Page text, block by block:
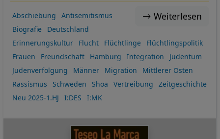
Weiterlesen
Abschiebung
Antisemitismus
Biografie
Deutschland
Erinnerungskultur
Flucht Flüchtlinge
Flüchtlingspolitik
Frauen
Freundschaft Hamburg Integration
Judentum
Judenverfolgung
Männer Migration
Mittlerer Osten
Rassismus
Schweden Shoa Vertreibung
Zeitgeschichte
Neu 2025-1.HJ
I:DES I:MK